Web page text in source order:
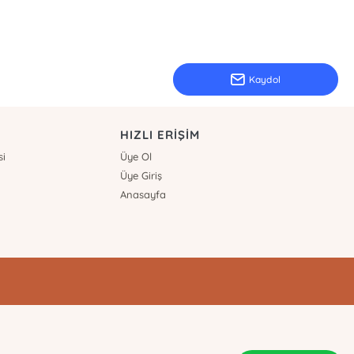
Kaydol
HIZLI ERİŞİM
Üye Ol
Üye Giriş
Anasayfa